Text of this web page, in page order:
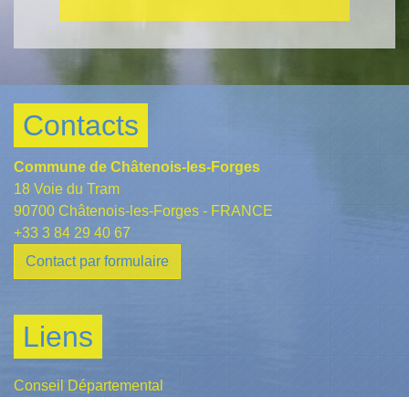
Contacts
Commune de Châtenois-les-Forges
18 Voie du Tram
90700 Châtenois-les-Forges - FRANCE
+33 3 84 29 40 67
Contact par formulaire
Liens
Conseil Départemental